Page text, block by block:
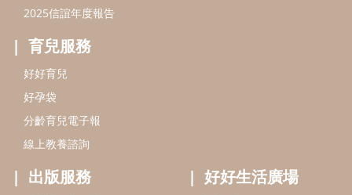
2025信誼年度報告
育兒服務
好好育兒
好孕袋
分齡育兒電子報
線上教養諮詢
出版服務 好好生活廣場